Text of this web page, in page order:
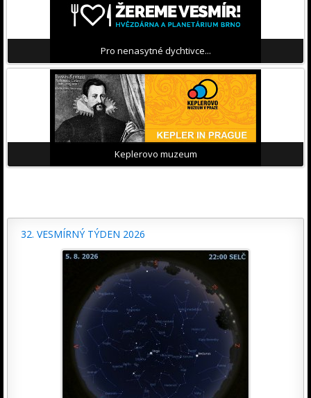
Pro nenasytné dychtivce...
Keplerovo muzeum
32. VESMÍRNÝ TÝDEN 2026